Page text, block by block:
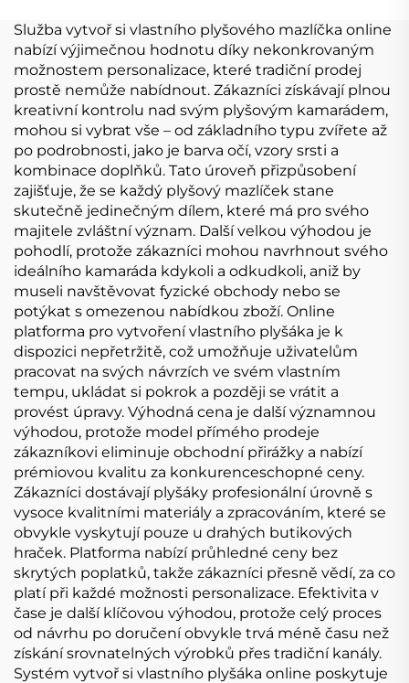
Služba vytvoř si vlastního plyšového mazlíčka online
nabízí výjimečnou hodnotu díky nekonkrovaným
možnostem personalizace, které tradiční prodej
prostě nemůže nabídnout. Zákazníci získávají plnou
kreativní kontrolu nad svým plyšovým kamarádem,
mohou si vybrat vše – od základního typu zvířete až
po podrobnosti, jako je barva očí, vzory srsti a
kombinace doplňků. Tato úroveň přizpůsobení
zajišťuje, že se každý plyšový mazlíček stane
skutečně jedinečným dílem, které má pro svého
majitele zvláštní význam. Další velkou výhodou je
pohodlí, protože zákazníci mohou navrhnout svého
ideálního kamaráda kdykoli a odkudkoli, aniž by
museli navštěvovat fyzické obchody nebo se
potýkat s omezenou nabídkou zboží. Online
platforma pro vytvoření vlastního plyšáka je k
dispozici nepřetržitě, což umožňuje uživatelům
pracovat na svých návrzích ve svém vlastním
tempu, ukládat si pokrok a později se vrátit a
provést úpravy. Výhodná cena je další významnou
výhodou, protože model přímého prodeje
zákazníkovi eliminuje obchodní přirážky a nabízí
prémiovou kvalitu za konkurenceschopné ceny.
Zákazníci dostávají plyšáky profesionální úrovně s
vysoce kvalitními materiály a zpracováním, které se
obvykle vyskytují pouze u drahých butikových
hraček. Platforma nabízí průhledné ceny bez
skrytých poplatků, takže zákazníci přesně vědí, za co
platí při každé možnosti personalizace. Efektivita v
čase je další klíčovou výhodou, protože celý proces
od návrhu po doručení obvykle trvá méně času než
získání srovnatelných výrobků přes tradiční kanály.
Systém vytvoř si vlastního plyšáka online poskytuje